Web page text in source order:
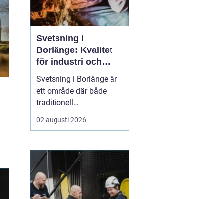
Svetsning i
Borlänge: Kvalitet
för industri och
konstruktion
Svetsning i Borlänge är
ett område där både
traditionell
verkstadsindustri och
moderna
möts. I takt med att
kraven på hållbara
lösningar och hög
produktionssäkerhet ö...
02 augusti 2026